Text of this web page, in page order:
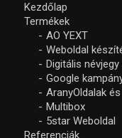
Kezdőlap
Termékek
AO YEXT
Weboldal
Digitális
Google
AranyOldalak
Multibox
5star Weboldal
Referenciák